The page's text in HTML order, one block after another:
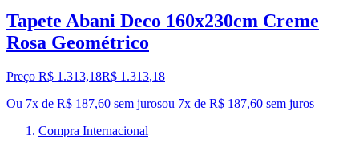
Tapete Abani Deco 160x230cm Creme
Rosa Geométrico
Preço R$ 1.313,18R$ 1.313,18
Ou 7x de R$ 187,60 sem jurosou 7x de R$ 187,60 sem juros
Compra Internacional